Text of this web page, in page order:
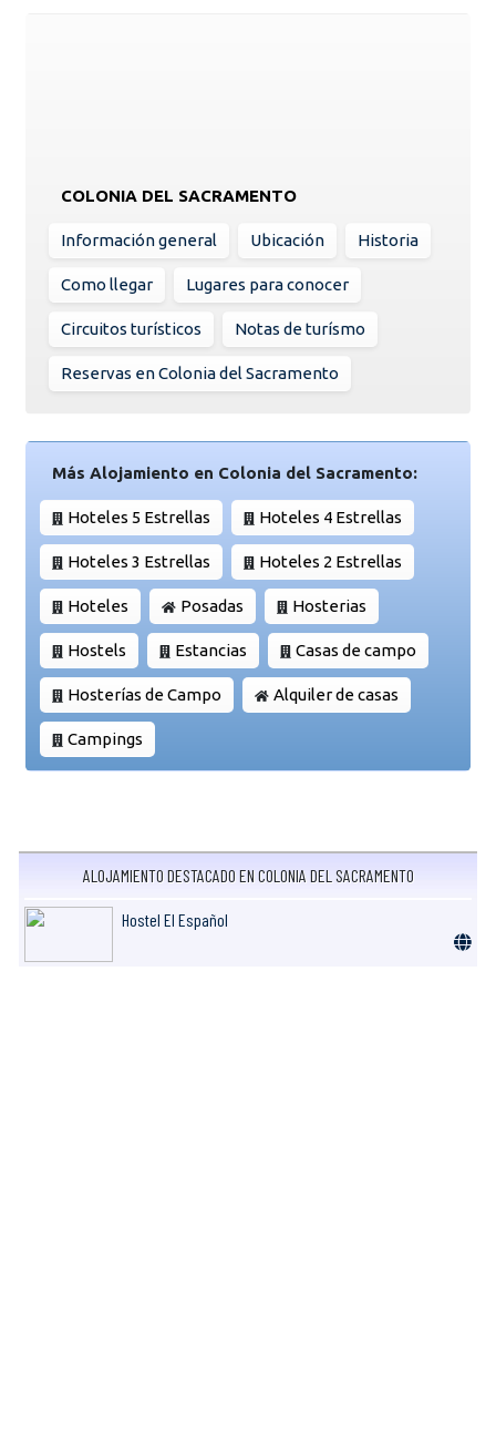
COLONIA DEL SACRAMENTO
Información general Ubicación Historia
Como llegar Lugares para conocer
Circuitos turísticos Notas de turísmo
Reservas en Colonia del Sacramento
Más Alojamiento en Colonia del Sacramento:
Hoteles 5 Estrellas Hoteles 4 Estrellas
Hoteles 3 Estrellas Hoteles 2 Estrellas
Hoteles Posadas Hosterias
Hostels Estancias Casas de campo
Hosterías de Campo Alquiler de casas
Campings
ALOJAMIENTO DESTACADO EN COLONIA DEL SACRAMENTO
Hostel El Español